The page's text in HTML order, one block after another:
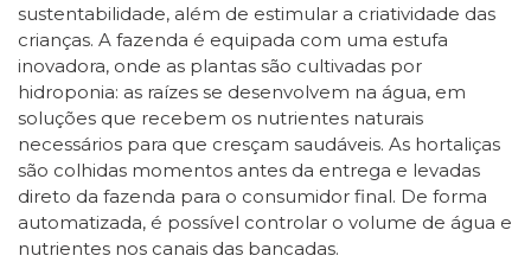
sustentabilidade, além de estimular a criatividade das
crianças. A fazenda é equipada com uma estufa
inovadora, onde as plantas são cultivadas por
hidroponia: as raízes se desenvolvem na água, em
soluções que recebem os nutrientes naturais
necessários para que cresçam saudáveis. As hortaliças
são colhidas momentos antes da entrega e levadas
direto da fazenda para o consumidor final. De forma
automatizada, é possível controlar o volume de água e
nutrientes nos canais das bancadas.